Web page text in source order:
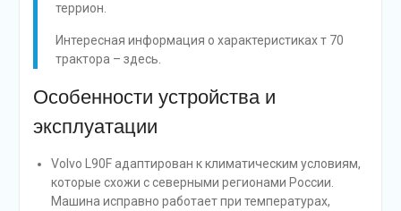
террион.
Интересная информация о характеристиках т 70
трактора – здесь.
Особенности устройства и
эксплуатации
Volvo L90F адаптирован к климатическим условиям,
которые схожи с северными регионами России.
Машина исправно работает при температурах,